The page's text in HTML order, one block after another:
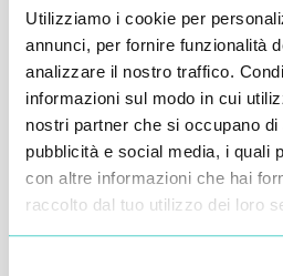
Utilizziamo i cookie per
annunci, per fornire funzionalità
analizzare il nostro traffico.
informazioni sul modo in cui
nostri partner che si occupano
pubblicità e social media, i quali
con altre informazioni che hai
raccolto dal tuo utilizzo dei loro
Inserisci i tuoi dati qui, ti
entro 48 ore